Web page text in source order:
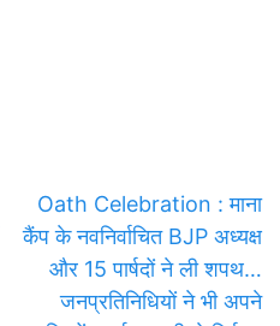
Oath Celebration : माना
कैंप के नवनिर्वाचित BJP अध्यक्ष
और 15 पार्षदों ने ली शपथ…
जनप्रतिनिधियों ने भी अपने